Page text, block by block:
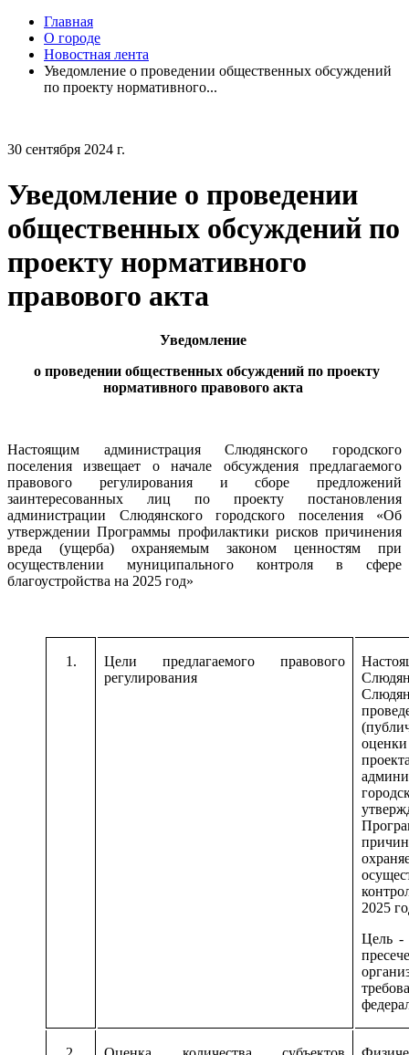
Главная
О городе
Новостная лента
Уведомление о проведении общественных обсуждений
по проекту нормативного...
30 сентября 2024 г.
Уведомление о проведении
общественных обсуждений по
проекту нормативного
правового акта
Уведомление
о проведении общественных обсуждений по проекту
нормативного правового акта
Настоящим администрация Слюдянского городского
поселения извещает о начале обсуждения предлагаемого
правового регулирования и сборе предложений
заинтересованных лиц по проекту постановления
администрации Слюдянского городского поселения «Об
утверждении Программы профилактики рисков причинения
вреда (ущерба) охраняемым законом ценностям при
осуществлении муниципального контроля в сфере
благоустройства на 2025 год»
1.
Цели предлагаемого правового
регулирования
2025
Цель -